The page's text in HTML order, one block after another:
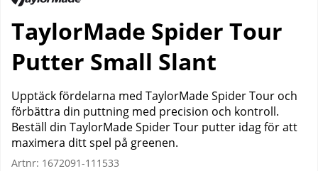
TaylorMade Spider Tour
Putter Small Slant
Upptäck fördelarna med TaylorMade Spider Tour och
förbättra din puttning med precision och kontroll.
Beställ din TaylorMade Spider Tour putter idag för att
maximera ditt spel på greenen.
Artnr: 1672091-111533